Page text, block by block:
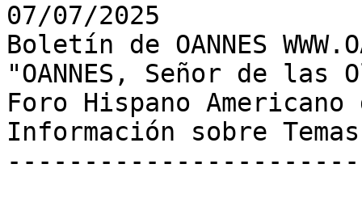
07/07/2025
Boletín de OANNES
"OANNES, Señor de las
Foro Hispano
Información sobre